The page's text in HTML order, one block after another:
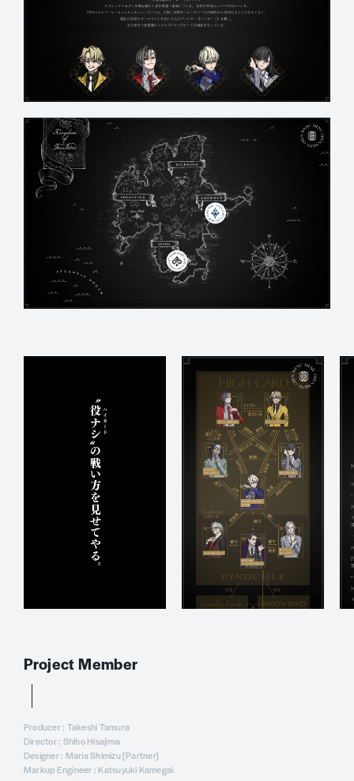
Project Member
Producer : Takeshi Tamura
Director : Shiho Hisajima
Designer : Maria Shimizu [Partner]
Markup Engineer : Katsuyuki Kamegai